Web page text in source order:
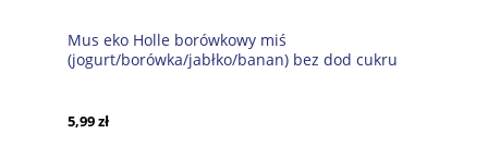
Mus eko Holle borówkowy miś
(jogurt/borówka/jabłko/banan) bez dod cukru
5,99 zł